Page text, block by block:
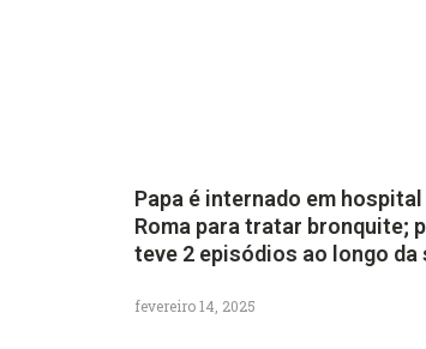
Papa é internado em hospital
Roma para tratar bronquite;
teve 2 episódios ao longo da
fevereiro 14, 2025